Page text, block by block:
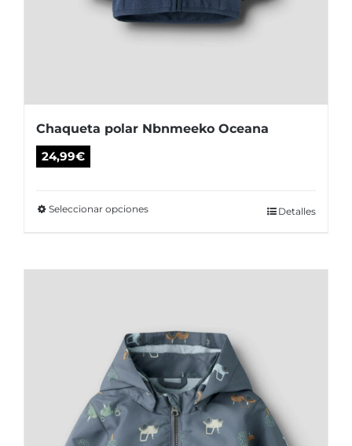
Chaqueta polar Nbnmeeko Oceana
24,99€
Seleccionar opcionesEste
opciones
se
pueden
elegir
en
Detalles